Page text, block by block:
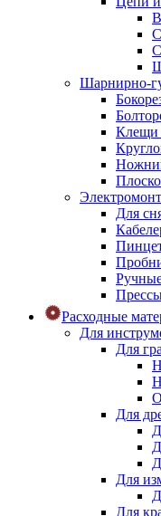
Шарнирно-
Для
Расходные
Для
Для
Для
Для
Для